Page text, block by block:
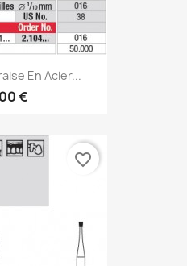
En Acier...
€
favorite_border